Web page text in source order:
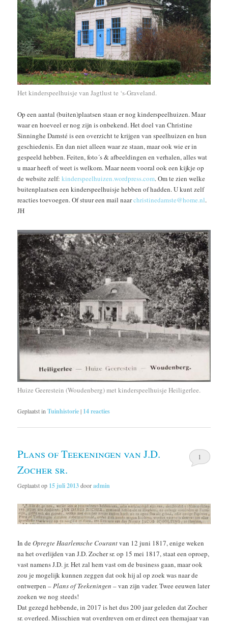
Het kinderspeelhuisje van Jagtlust te ‘s-Graveland.
Op een aantal (buiten)plaatsen staan er nog kinderspeelhuizen. Maar
waar en hoeveel er nog zijn is onbekend. Het doel van Christine
Sinninghe Damsté is een overzicht te krijgen van speelhuizen en hun
geschiedenis. En dan niet alleen waar ze staan, maar ook wie er in
gespeeld hebben. Feiten, foto´s & afbeeldingen en verhalen, alles wat
u maar heeft of weet is welkom. Maar neem vooral ook een kijkje op
de website zelf:kinderspeelhuizen.wordpress.com. Om te zien welke
buitenplaatsen een kinderspeelhuisje hebben of hadden. U kunt zelf
reacties toevoegen. Of stuur een mail naarchristinedamste@home.nl.
JH
Huize Geerestein (Woudenberg) met kinderspeelhuisje Heiligerlee.
Geplaatst inTuinhistorie| 14reacties
Plans of Teekeningen van J.D.
Zocher sr.
Geplaatst op 15 juli 2013dooradmin
1
In deOpregte Haarlemsche Courantvan 12 juni 1817, enige weken
na het overlijden van J.D. Zocher sr. op 15 mei 1817, staat een oproep,
vast namens J.D. jr. Het zal hem vast om de business gaan, maar ook
zou je mogelijk kunnen zeggen dat ook hij al op zoek was naar de
ontwerpen –Plans of Teekeningen – van zijn vader. Twee eeuwen later
zoeken we nog steeds!
Dat gezegd hebbende, in 2017 is het dus 200 jaar geleden dat Zocher
sr. overleed. Misschien wat overdreven om er direct een themajaar van